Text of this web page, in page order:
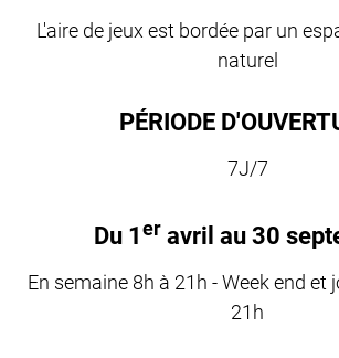
L'aire de jeux est bordée par un
naturel
PÉRIODE
7J/7
Du 1eravril au 30
En semaine 8h à 21h - Week end et
21h